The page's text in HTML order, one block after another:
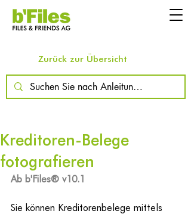
Zurück zur Übersicht
Kreditoren-Belege
fotografieren
Ab b'Files® v10.1
Sie können Kreditorenbelege mittels